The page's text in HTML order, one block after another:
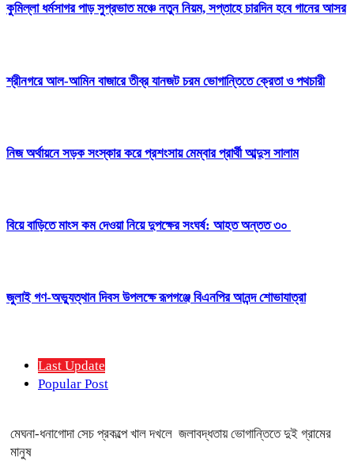
কুমিল্লা ধর্মসাগর পাড় সুপ্রভাত মঞ্চে নতুন নিয়ম, সপ্তাহে চারদিন হবে গানের আসর
শ্রীনগরে আল-আমিন বাজারে তীব্র যানজট চরম ভোগান্তিতে ক্রেতা ও পথচারী
নিজ অর্থায়নে সড়ক সংস্কার করে প্রশংসায় মেম্বার প্রার্থী আব্দুস সালাম
বিয়ে বাড়িতে মাংস কম দেওয়া নিয়ে দুপক্ষের সংঘর্ষ: আহত অন্তত ৩০ ​
জুলাই গণ-অভ্যুত্থান দিবস উপলক্ষে রূপগঞ্জে বিএনপির আনন্দ শোভাযাত্রা
Last Update
Popular Post
মেঘনা-ধনাগোদা সেচ প্রকল্পে খাল দখলে জলাবদ্ধতায় ভোগান্তিতে দুই গ্রামের
মানুষ